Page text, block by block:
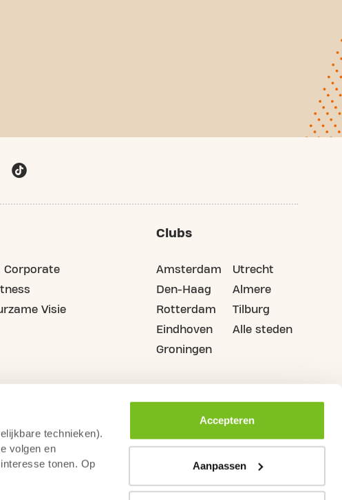
technieken).
volgen en
tonen. Op
Accepteren
Aanpassen
Corporate
Visie
Clubs
Amsterdam
Den-Haag
Rotterdam
Eindhoven
Groningen
Utrecht
Almere
Tilburg
Alle steden